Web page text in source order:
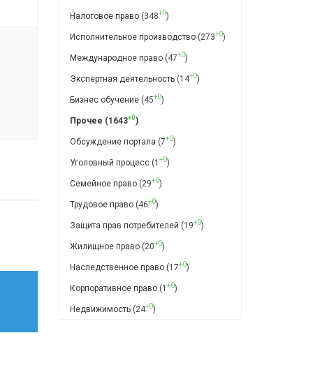
Налоговое право(348+0)
Исполнительное производство(273+0)
Международное право(47+0)
Экспертная деятельность(14+0)
Бизнес обучение(45+0)
Прочее (1643+0)
Обсуждение портала (7+0)
Уголовный процесс(1 +0)
Семейное право(29+0)
Трудовое право(46+0)
Защита прав потребителей (19+0)
Жилищное право(20+0)
Наследственное право(17+0)
Корпоративное право(1 +0)
Недвижимость(24+0)